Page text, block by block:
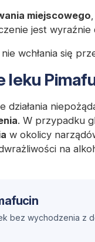
miejscowego
jest wyraźnie
wchłania się
leku
działania
. W przypadku
w okolicy
na
bez wychodzenia z